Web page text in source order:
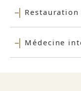
Médecine